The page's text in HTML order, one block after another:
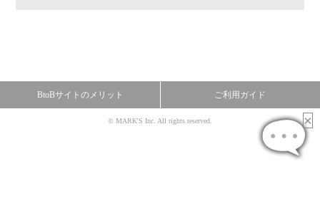
BtoBサイトのメリット ご利用ガイド
© MARK'S Inc. All rights reserved.